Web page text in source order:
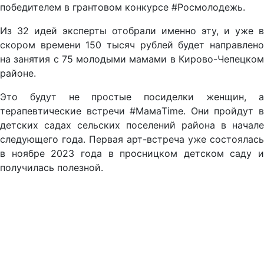
победителем в грантовом конкурсе #Росмолодежь.
Из 32 идей эксперты отобрали именно эту, и уже в
скором времени 150 тысяч рублей будет направлено
на занятия с 75 молодыми мамами в Кирово-Чепецком
районе.
Это будут не простые посиделки женщин, а
терапевтические встречи #МамаTime. Они пройдут в
детских садах сельских поселений района в начале
следующего года. Первая арт-встреча уже состоялась
в ноябре 2023 года в просницком детском саду и
получилась полезной.